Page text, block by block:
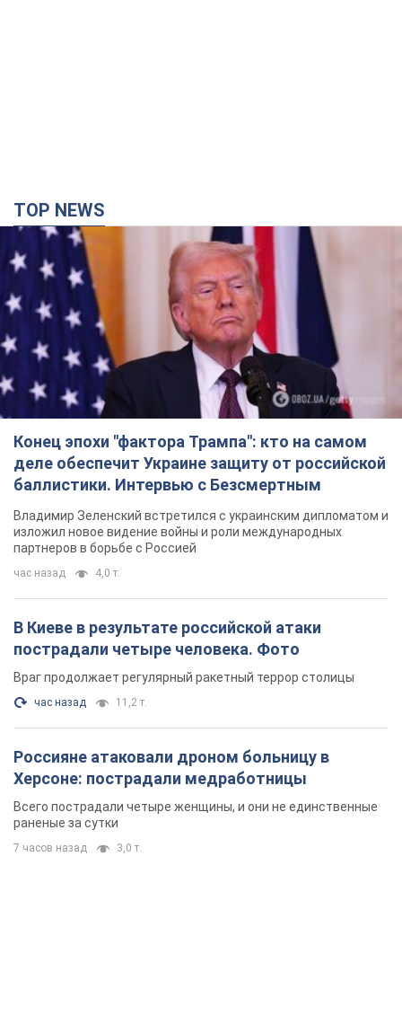
Конец эпохи "фактора Трампа": кто на самом
деле обеспечит Украине защиту от российской
баллистики. Интервью с Безсмертным
Владимир Зеленский встретился с украинским дипломатом и
изложил новое видение войны и роли международных
партнеров в борьбе с Россией
час назад 4,0 т.
В Киеве в результате российской атаки
пострадали четыре человека. Фото
Враг продолжает регулярный ракетный террор столицы
час назад 11,2 т.
Россияне атаковали дроном больницу в
Херсоне: пострадали медработницы
Всего пострадали четыре женщины, и они не единственные
раненые за сутки
7 часов назад